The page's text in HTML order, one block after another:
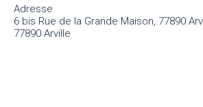
Adresse
6 bis Rue de la Grande Maison, 77890
77890 Arville